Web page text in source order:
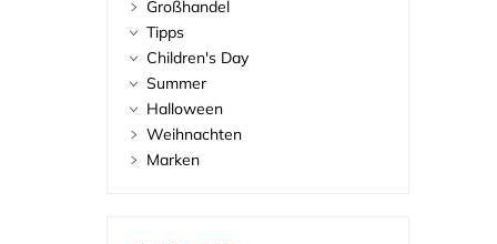
Großhandel
Tipps
Children's Day
Summer
Halloween
Weihnachten
Marken